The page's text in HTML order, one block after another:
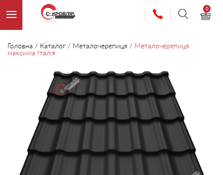
0
Головна / Каталог / Металочерепиця / Металочерепиця
максима Італія